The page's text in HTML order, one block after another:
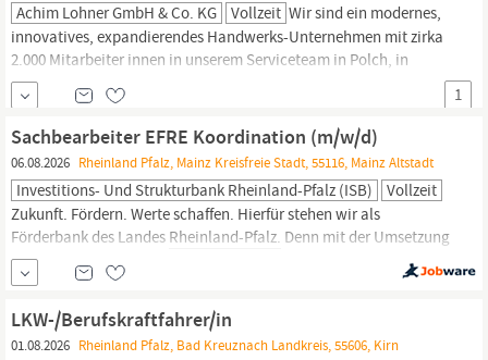
Achim Lohner GmbH & Co. KG Vollzeit Wir sind ein modernes,
innovatives, expandierendes Handwerks-Unternehmen mit zirka
2.000 Mitarbeiter innen in unserem Serviceteam in Polch, in
unseren Backstuben in Polch und Lahnstein sowie in unseren
rund 185 Bäckerei-Fachgeschäften in
Nordrhein-
Westfalen und Hessen. Zufriedene Mitarbeiter innen und Kund
innen sowie die
1
Sachbearbeiter EFRE Koordination (m/w/d)
06.08.2026 Rheinland Pfalz, Mainz Kreisfreie Stadt, 55116, Mainz Altstadt
Investitions- Und Strukturbank Rheinland-Pfalz (ISB)
Vollzeit
Zukunft. Fördern. Werte schaffen. Hierfür stehen wir als
Förderbank des Landes Rheinland-Pfalz. Denn mit der Umsetzung
der Förderprogramme von Bund, Land und unseren eigenen
sorgen wir bei der Investitions- und Strukturbank
Rheinland-Pfalz
(ISB) dafür, bezahlbaren Wohnraum zu schaffen, die Wirtschaft zu
stärken und eine stabile...
LKW-/Berufskraftfahrer/in
01.08.2026 Rheinland Pfalz, Bad Kreuznach Landkreis, 55606, Kirn